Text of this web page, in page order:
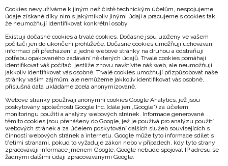
Cookies nevyužíváme k jiným než čistě technickým účelům, nespojujeme
údaje získané díky nim s jakýmikoliv jinými údaji a pracujeme s cookies tak,
že neumožňují identifikovat konkrétní osoby.
Existují dočasné cookies a trvalé cookies. Dočasné jsou uloženy ve vašem
počítači jen do ukončení prohlížeče. Dočasné cookies umožňují uchovávání
informací při přecházení z jedné webové stránky na druhou a odstraňují
potřebu opakovaného zadávání některých údajů. Trvalé cookies pomáhají
identifikovat váš počítač, jestliže znovu navštívíte náš web, ale neumožňují
jakkoliv identifikovat vás osobně. Trvalé cookies umožňují přizpůsobovat naše
stránky vašim zájmům, ale nemůžeme jakkoliv identifikovat vás osobně,
příslušná data ukládáme zcela anonymizovaně.
Webové stránky používají anonymní cookies Google Analytics, jež jsou
poskytovány společností Google Inc. (dále jen „Google“) za účelem
monitoringu použití a analýzy webových stránek. Informace generované
těmito cookies jsou přenášeny do Google, jež je používá pro analýzu použití
webových stránek a za účelem poskytování dalších služeb souvisejících s
činností webových stránek a internetu. Google může tyto informace sdílet s
třetími stranami, pokud to vyžaduje zákon nebo v případech, kdy tyto strany
zpracovávají informace jménem Google. Google nebude spojovat IP adresu se
žádnými dalšími údaji zpracovávanými Google.